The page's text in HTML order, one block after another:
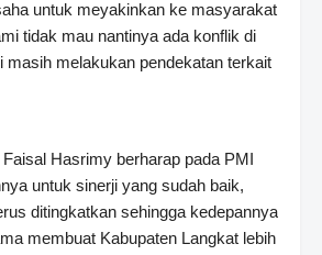
untuk meyakinkan ke masyarakat
tidak mau nantinya ada konflik di
masih melakukan pendekatan terkait
Hasrimy berharap pada PMI
untuk sinerji yang sudah baik,
ditingkatkan sehingga kedepannya
membuat Kabupaten Langkat lebih